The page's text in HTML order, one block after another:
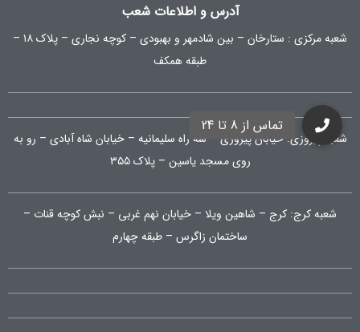
آدرس و اطلاعات شعب
شعبه مرکزی :
ستارخان – بین شادمهر و بهبودی – کوچه نجاری – پلاک ۱۸ –
طبقه همکف
شعبه پیروزی: خیابان پیروزی – سه راه سلیمانیه – خیابان شاه آبادی – رو به
روی مسجد یاسین – پلاک ۳۵۵
شعبه کرج: کرج – شاهین ویلا – خیابان نهم غربی – نبش کوچه قنات –
ساختمان زاگرس – طبقه چهارم